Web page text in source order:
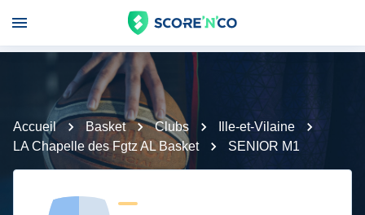
Accueil Basket Clubs
Ille-et-Vilaine
LA Chapelle des Fgtz AL Basket
SENIOR M1